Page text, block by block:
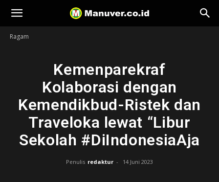
Manuver
Ragam
Kemenparekraf
Kolaborasi dengan
Kemendikbud-Ristek dan
Traveloka lewat “Libur
Sekolah #DiIndonesiaAja
Penulis redaktur - 14 Juni 2023